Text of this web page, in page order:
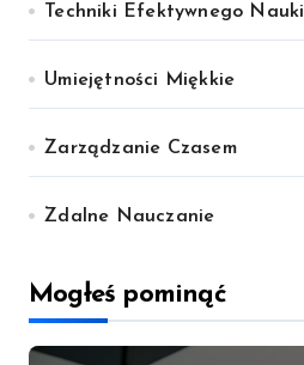
Techniki Efektywnego Nauki
Umiejętności Miękkie
Zarządzanie Czasem
Zdalne Nauczanie
Mogłeś pominąć